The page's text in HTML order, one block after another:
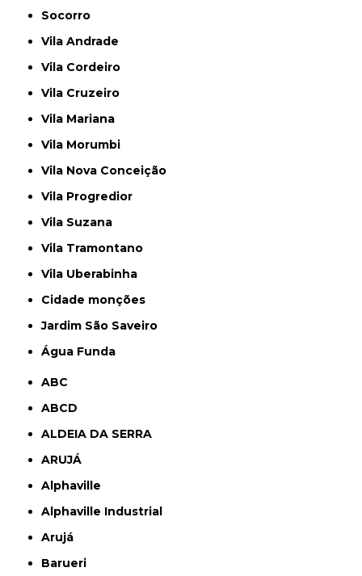
Socorro
Vila Andrade
Vila Cordeiro
Vila Cruzeiro
Vila Mariana
Vila Morumbi
Vila Nova Conceição
Vila Progredior
Vila Suzana
Vila Tramontano
Vila Uberabinha
cidade monções
jardim São Saveiro
Água Funda
ABC
ABCD
ALDEIA DA SERRA
ARUJÁ
Alphaville
Alphaville Industrial
Arujá
Barueri